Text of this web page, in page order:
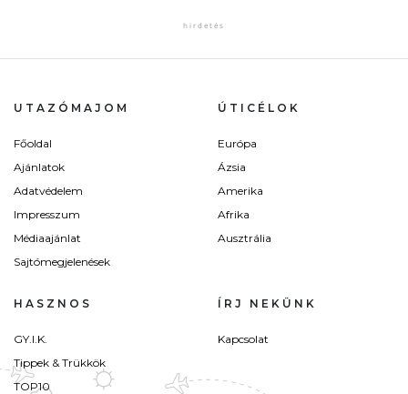
UTAZÓMAJOM
Főoldal
Ajánlatok
Adatvédelem
Impresszum
Médiaajánlat
Sajtómegjelenések
ÚTICÉLOK
Európa
Ázsia
Amerika
Afrika
Ausztrália
HASZNOS
GY.I.K.
Tippek & Trükkök
TOP10
ÍRJ NEKÜNK
Kapcsolat